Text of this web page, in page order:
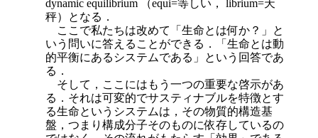
dynamic equilibrium （equi=等しい，
librium=天
秤）となる．
ここで私たちは改めて「生命とは何か？」と
いう問いに答えることができる．「生命とは動
的平衡にあるシステムである」という回答であ
る．
そして，ここにはもう一つの重要な啓示があ
る．それは可変的でサスティナブルを特徴とす
る生命というシステムは，その物質的構造基
盤，つまり構成分子そのものに依存しているの